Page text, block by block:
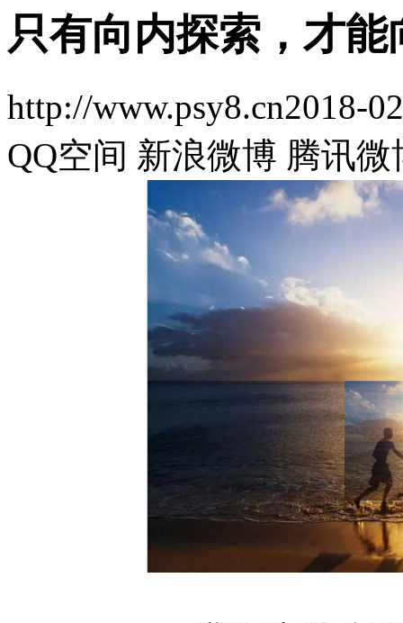
只有向内探索，才能
http://www.psy8.cn2018-
QQ空间 新浪微博 腾讯微